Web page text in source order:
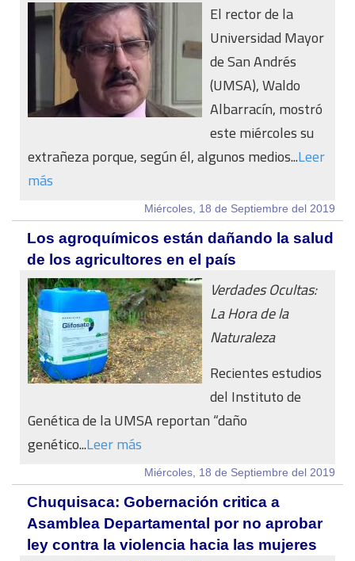
El rector de la
Universidad Mayor
de San Andrés
(UMSA), Waldo
Albarracín, mostró
este miércoles su
extrañeza porque, según él, algunos medios...Leer
más
Miércoles, 18 de Septiembre del 2019
Los agroquímicos están dañando la salud
de los agricultores en el país
Verdades Ocultas:
La Hora de la
Naturaleza
Recientes estudios
del Instituto de
Genética de la UMSA reportan “daño
genético...Leer más
Miércoles, 18 de Septiembre del 2019
Chuquisaca: Gobernación critica a
Asamblea Departamental por no aprobar
ley contra la violencia hacia las mujeres